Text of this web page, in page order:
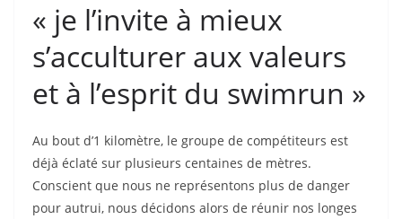
« je l’invite à mieux
s’acculturer aux valeurs
et à l’esprit du swimrun »
Au bout d’1 kilomètre, le groupe de compétiteurs est
déjà éclaté sur plusieurs centaines de mètres.
Conscient que nous ne représentons plus de danger
pour autrui, nous décidons alors de réunir nos longes